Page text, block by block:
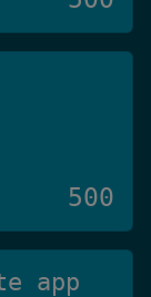
500
app